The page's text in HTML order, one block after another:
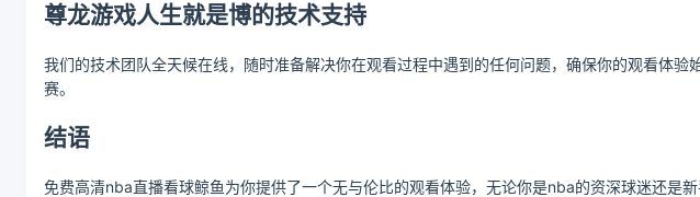
尊龙游戏人生就是博的技术支持
我们的技术团队全天候在线，随时准备解决你在观看过程中遇到的任何问题，确保你的观看体
赛。
结语
免费高清nba直播看球鲸鱼为你提供了一个无与伦比的观看体验，无论你是nba的资深球迷还是